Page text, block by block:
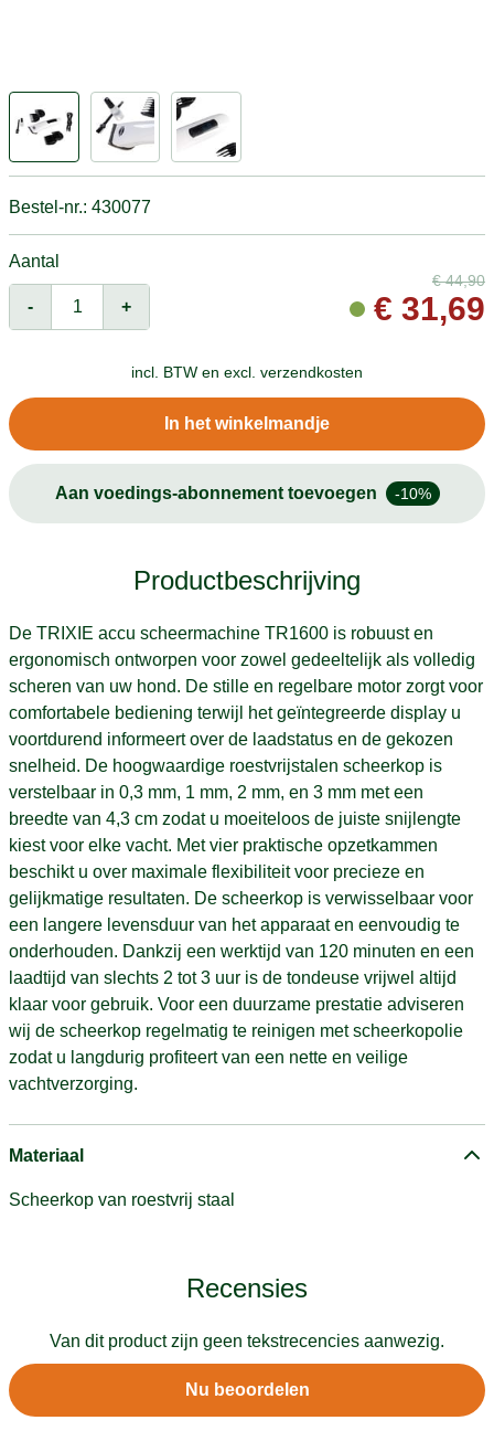
Bestel-nr.: 430077
Aantal
- +
€44,90
€ 31,69
incl. BTW en excl. verzendkosten
In het winkelmandje
Aan voedings-abonnement toevoegen -10%
Productbeschrijving
De TRIXIE accu scheermachine TR1600 is robuust en
ergonomisch ontworpen voor zowel gedeeltelijk als volledig
scheren van uw hond. De stille en regelbare motor zorgt voor
comfortabele bediening terwijl het geïntegreerde display u
voortdurend informeert over de laadstatus en de gekozen
snelheid. De hoogwaardige roestvrijstalen scheerkop is
verstelbaar in 0,3 mm, 1 mm, 2 mm, en 3 mm met een
breedte van 4,3 cm zodat u moeiteloos de juiste snijlengte
kiest voor elke vacht. Met vier praktische opzetkammen
beschikt u over maximale flexibiliteit voor precieze en
gelijkmatige resultaten. De scheerkop is verwisselbaar voor
een langere levensduur van het apparaat en eenvoudig te
onderhouden. Dankzij een werktijd van 120 minuten en een
laadtijd van slechts 2 tot 3 uur is de tondeuse vrijwel altijd
klaar voor gebruik. Voor een duurzame prestatie adviseren
wij de scheerkop regelmatig te reinigen met scheerkopolie
zodat u langdurig profiteert van een nette en veilige
vachtverzorging.
Materiaal
Scheerkop van roestvrij staal
Recensies
Van dit product zijn geen tekstrecencies aanwezig.
Nu beoordelen